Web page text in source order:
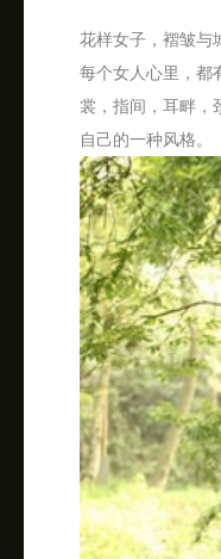
花样女子，褶皱与
每个女人心里，都
裳，指间，耳畔，
自己的一种风格。